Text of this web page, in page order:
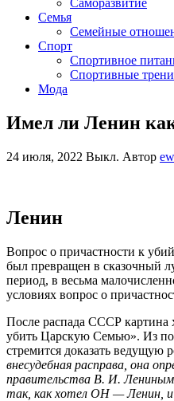
Саморазвитие
Семья
Семейные
Спорт
Спортивное
Спортивные
Мода
Имел ли Ленин
24 июля, 2022 Выкл. Автор
Ленин
Вопрос о причастности к
был превращен в сказочный
период, в весьма
условиях вопрос о
После распада СССР картина
убить Царскую Семью». Из
стремится доказать ведущую
внесудебная расправа, она
правительства В. И.
так, как хотел ОН — Ленин, и